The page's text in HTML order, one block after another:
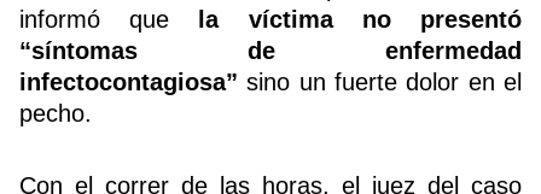
informó que
la víctima no presentó
“síntomas de enfermedad
infectocontagiosa” sino un fuerte dolor en el
pecho.
Con el correr de las horas, el juez del caso